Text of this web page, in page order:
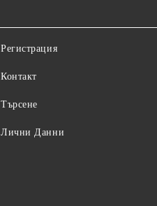
Регистрация
Контакт
Търсене
Лични Данни